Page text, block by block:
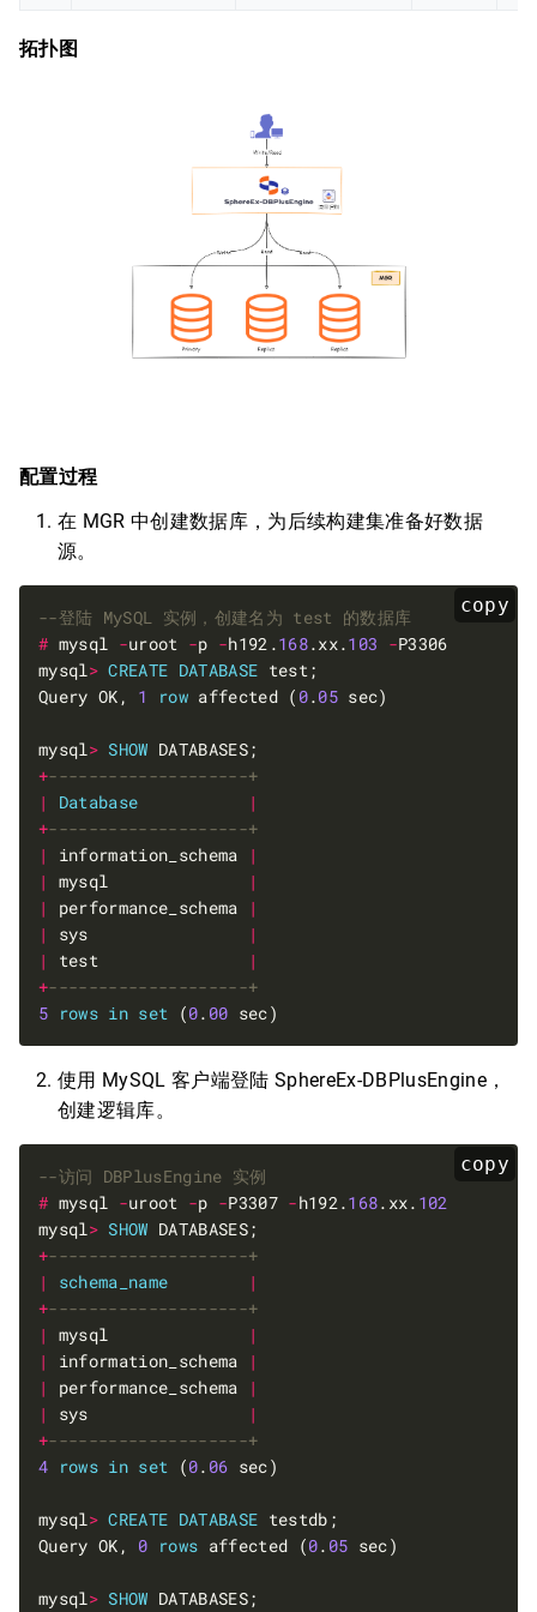
拓扑图
配置过程
在 MGR 中创建数据库，为后续构建集准备好数据
源。
copy
# mysql -uroot -p -h192.168.xx.103 -
mysql> CREATE DATABASE
Query OK, 1 row affected ( 0.05
mysql> SHOW
+
|
Database
|
+
|
information_schema
|
|
mysql
|
|
performance_schema
|
|
sys
|
|
test
|
+
5 rows in set (0. 00
使用 MySQL 客户端登陆 SphereEx-DBPlusEngine，
创建逻辑库。
copy
# mysql -uroot -p -P3307 -h192.168.xx. 102
mysql> SHOW
+
|
schema_name
|
+
|
mysql
|
|
information_schema
|
|
performance_schema
|
|
sys
|
+
4 rows in set (0. 06
mysql> CREATE DATABASE
Query OK, 0 rows affected (0. 05
mysql> SHOW